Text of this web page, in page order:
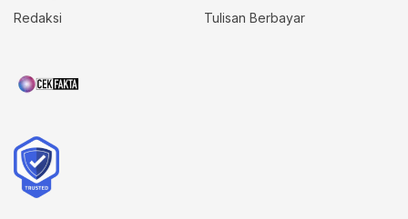
Redaksi
Tulisan Berbayar